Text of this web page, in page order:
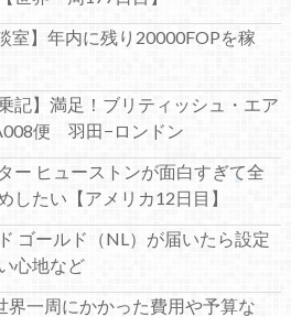
室】年内に残り20000FOPを稼
記】満足！ブリティッシュ・エア
便 羽田−ロンドン
ー ヒューストンが面白すぎて全
したい【アメリカ12日目】
ゴールド（NL）が届いたら設定
心地など
界一周にかかった費用や予算な